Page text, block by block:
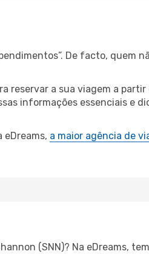
De facto, quem
reservar a sua viagem a
informações essenciais e
eDreams, a maior agência de
(SNN)? Na eDreams,